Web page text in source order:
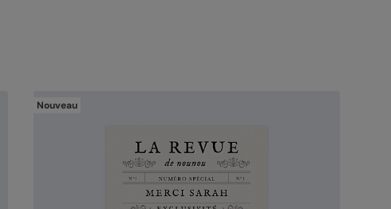
Nouveau